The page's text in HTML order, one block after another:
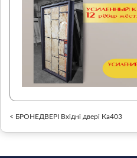
< БРОНЕДВЕРІ Вхідні двері Ка403